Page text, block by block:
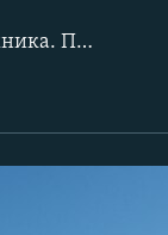
В особо охраняемой природной территории близ Дербышек работает тяжёлая техника. По официальной версии строители прокладывают прямо в лесу "пешеходную дорожку". Однако ширина "дорожки" такова, что на ней могут без труда разъехаться два автомобиля.